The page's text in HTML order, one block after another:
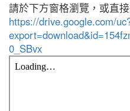
請於下方窗格瀏覽，或直
https://drive.google.com/
0_SBvx